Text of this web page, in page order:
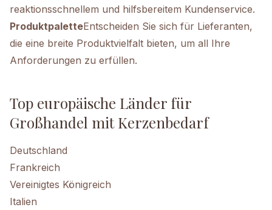
reaktionsschnellem und hilfsbereitem Kundenservice.
ProduktpaletteEntscheiden Sie sich für Lieferanten,
die eine breite Produktvielfalt bieten, um all Ihre
Anforderungen zu erfüllen.
Top europäische Länder für
Großhandel mit Kerzenbedarf
Deutschland
Frankreich
Vereinigtes Königreich
Italien